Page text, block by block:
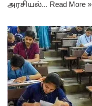
அரசியல்… Read More »